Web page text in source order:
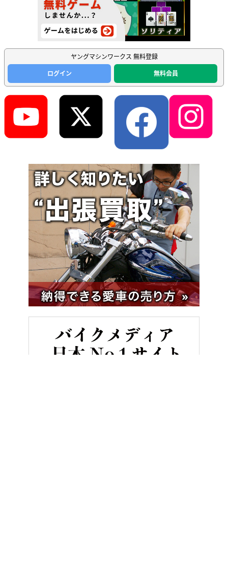
ヤングマシンワークス 無料登録
ログイン
無料会員